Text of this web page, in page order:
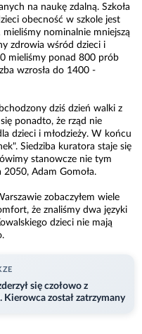
na naukę zdalną. Szkoła
obecność w szkole jest
nominalnie mniejszą
zdrowia wśród dzieci i
mieliśmy ponad 800 prób
wzrosła do 1400 -
dziś dzień walki z
ponadto, że rząd nie
dzieci i młodzieży. W końcu
Siedziba kuratora staje się
stanowcze nie tym
Adam Gomoła.
zobaczyłem wiele
że znaliśmy dwa języki
dzieci nie mają
się czołowo z
Kierowca został zatrzymany